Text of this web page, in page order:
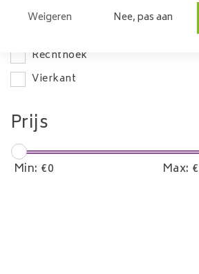
Model
Rechthoek
Vierkant
Prijs
Min: €0 Max: €
Weigeren Nee, pas aan